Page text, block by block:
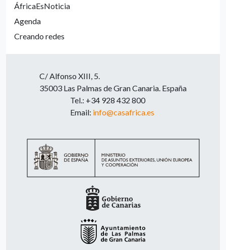
ÁfricaEsNoticia
Agenda
Creando redes
C/ Alfonso XIII, 5.
35003 Las Palmas de Gran Canaria. España
Tel.: +34 928 432 800
Email: info@casafrica.es